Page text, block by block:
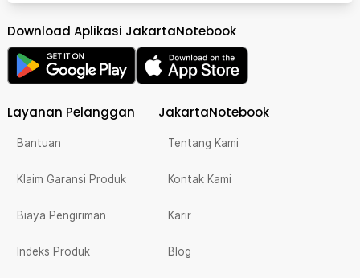
Download Aplikasi JakartaNotebook
Layanan Pelanggan
Bantuan
Klaim Garansi Produk
Biaya Pengiriman
Indeks Produk
JakartaNotebook
Tentang Kami
Kontak Kami
Karir
Blog